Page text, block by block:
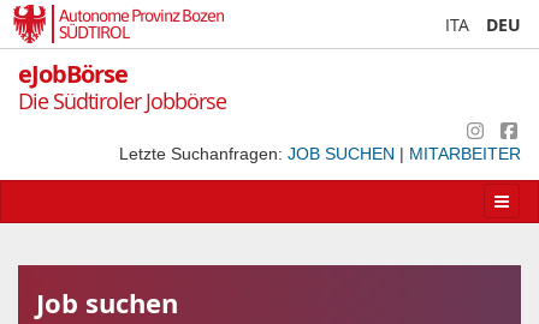
Autonome Provinz Bozen
SÜDTIROL
ITA DEU
eJobBörse
Die Südtiroler Jobbörse
Letzte Suchanfragen: JOB SUCHEN | MITARBEITER
Apri/
la
Job suchen